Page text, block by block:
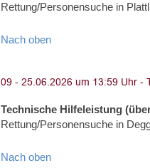
Rettung/Personensuche in
Nach oben
Technische Hilfeleistung
Rettung/Personensuche in
Nach oben